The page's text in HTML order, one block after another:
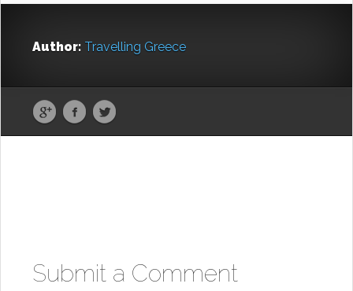
Author: Travelling Greece
Submit a Comment